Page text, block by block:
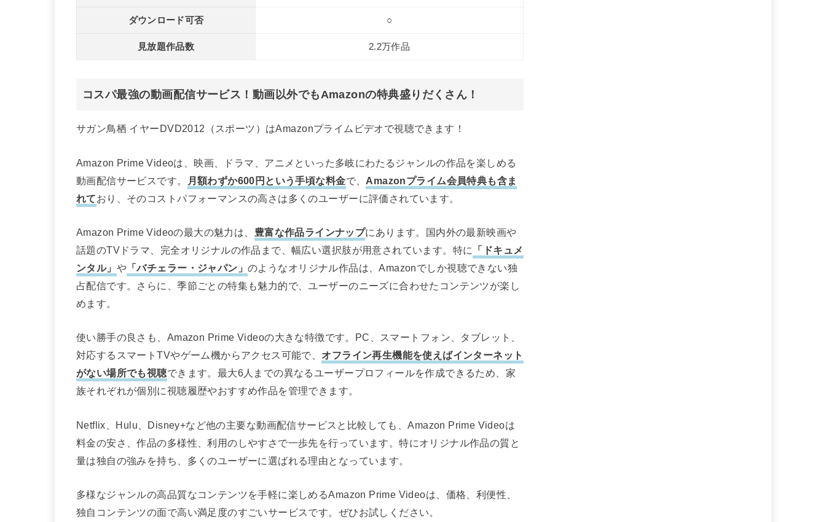
ダウンロード可否 ○
見放題作品数 2.2万作品
コスパ最強の動画配信サービス！動画以外でもAmazonの特典盛りだくさん！
サガン鳥栖 イヤーDVD2012（スポーツ）はAmazonプライムビデオで視聴できます！
Amazon Prime Videoは、映画、ドラマ、アニメといった多岐にわたるジャンルの作品を楽しめる
動画配信サービスです。
月額わずか600円という手頃な料金で、 Amazonプライム会員特典も含ま
れて おり、そのコストパフォーマンスの高さは多くのユーザーに評価されています。
Amazon Prime Videoの最大の魅力は、 豊富な作品ラインナップにあります。国内外の最新映画や
話題のTVドラマ、完全オリジナルの作品まで、幅広い選択肢が用意されています。特に
「ドキュメ
ンタル」 や 「バチェラー・ジャパン」のようなオリジナル作品は、Amazonでしか視聴できない独
占配信です。さらに、季節ごとの特集も魅力的で、ユーザーのニーズに合わせたコンテンツが楽し
めます。
使い勝手の良さも、Amazon Prime Videoの大きな特徴です。PC、スマートフォン、タブレット、
対応するスマートTVやゲーム機からアクセス可能で、 オフライン再生機能を使えばインターネット
がない場所でも視聴できます。最大6人までの異なるユーザープロフィールを作成できるため、家
族それぞれが個別に視聴履歴やおすすめ作品を管理できます。
Netflix、Hulu、Disney+など他の主要な動画配信サービスと比較しても、Amazon Prime Videoは
料金の安さ、作品の多様性、利用のしやすさで一歩先を行っています。特にオリジナル作品の質と
量は独自の強みを持ち、多くのユーザーに選ばれる理由となっています。
多様なジャンルの高品質なコンテンツを手軽に楽しめるAmazon Prime Videoは、価格、利便性、
独自コンテンツの面で高い満足度のすごいサービスです。ぜひお試しください。